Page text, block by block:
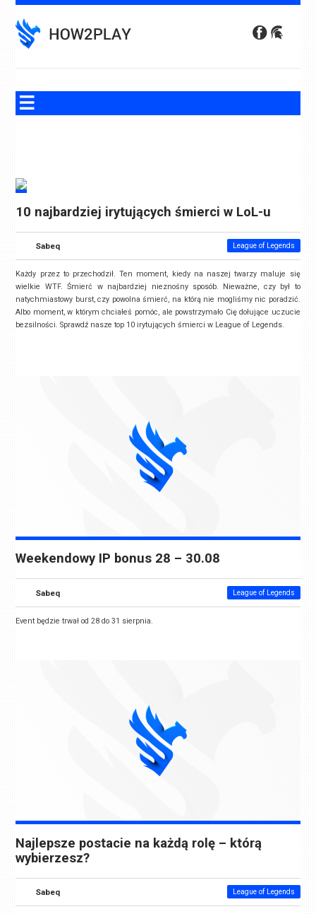
to
content
10 najbardziej irytujących śmierci w LoL-u
Sabeq League of Legends
Każdy przez to przechodził. Ten moment, kiedy na naszej twarzy maluje się
wielkie WTF. Śmierć w najbardziej nieznośny sposób. Nieważne, czy był to
natychmiastowy burst, czy powolna śmierć, na którą nie mogliśmy nic poradzić.
Albo moment, w którym chciałeś pomóc, ale powstrzymało Cię dołujące uczucie
bezsilności. Sprawdź nasze top 10 irytujących śmierci w League of Legends.
Weekendowy IP bonus 28 – 30.08
Sabeq League of Legends
Event będzie trwał od 28 do 31 sierpnia.
Najlepsze postacie na każdą rolę – którą
wybierzesz?
Sabeq League of Legends